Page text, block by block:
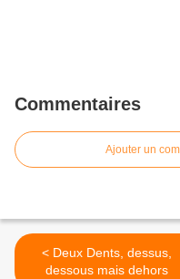
Commentaires
Ajouter un
< Deux Dents, dessus,
dessous mais dehors